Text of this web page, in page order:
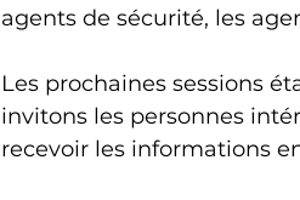
agents de sécurité, les
Les prochaines sessions
invitons les personnes
recevoir les informations